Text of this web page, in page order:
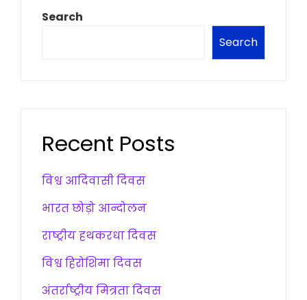
Search
Search
Recent Posts
विश्व आदिवासी दिवस
भारत छोड़ो आन्दोलन
राष्ट्रीय हथकरधा दिवस
विश्व हिरोशिमा दिवस
अंतर्राष्ट्रीय मित्रता दिवस